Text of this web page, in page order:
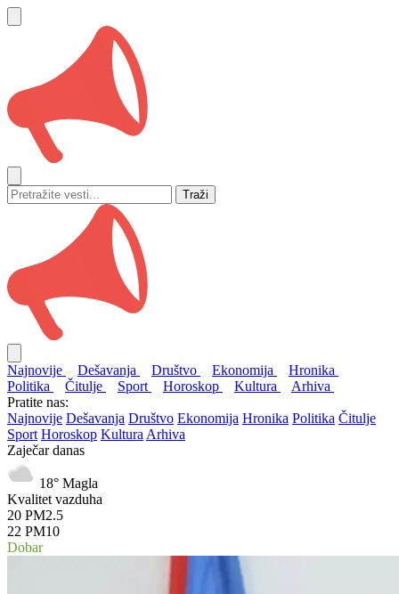
Traži
Najnovije Dešavanja Društvo Ekonomija
Hronika
Politika
Čitulje Sport Horoskop Kultura
Arhiva
Pratite nas:
Najnovije Dešavanja Društvo Ekonomija Hronika Politika Čitulje
Sport Horoskop Kultura Arhiva
Zaječar danas
18° Magla
Kvalitet vazduha
20 PM2.5
22 PM10
Dobar